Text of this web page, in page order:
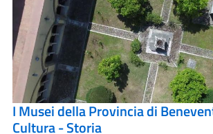
I Musei della Provincia di
Cultura - Storia